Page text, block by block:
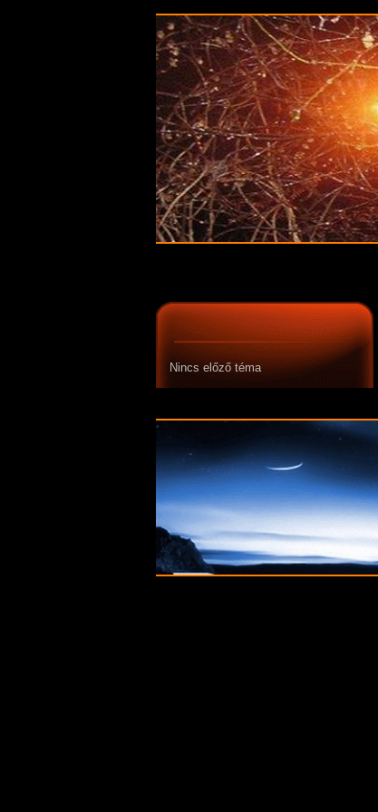
Nincs előző téma